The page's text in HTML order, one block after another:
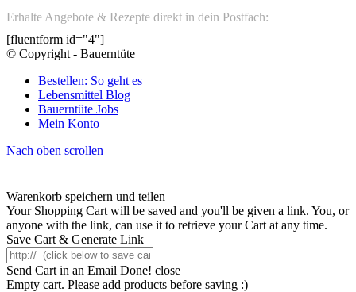
Erhalte Angebote & Rezepte direkt in dein Postfach:
[fluentform id="4"]
© Copyright - Bauerntüte
Bestellen: So geht es
Lebensmittel Blog
Bauerntüte Jobs
Mein Konto
Nach oben scrollen
Warenkorb speichern und teilen
Your Shopping Cart will be saved and you'll be given a link. You, or
anyone with the link, can use it to retrieve your Cart at any time.
Save Cart & Generate Link
Send Cart in an Email Done! close
Empty cart. Please add products before saving :)